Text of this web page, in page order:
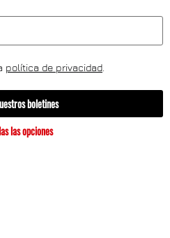
política de privacidad
boletines
las opciones